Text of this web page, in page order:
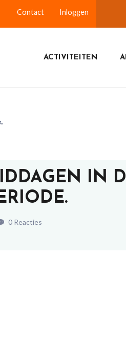
Contact Inloggen
ACTIVITEITEN
IN
0 Reacties